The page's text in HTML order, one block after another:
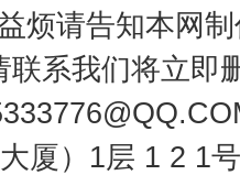
烦请告知本网
联系我们将立即
厦）1层 1 2 1